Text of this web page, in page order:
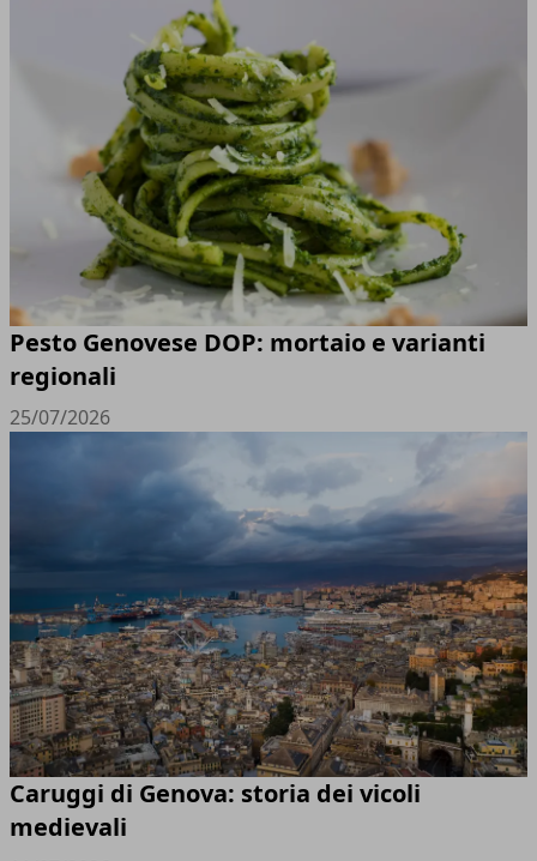
Pesto Genovese DOP: mortaio e varianti
regionali
25/07/2026
Caruggi di Genova: storia dei vicoli
medievali